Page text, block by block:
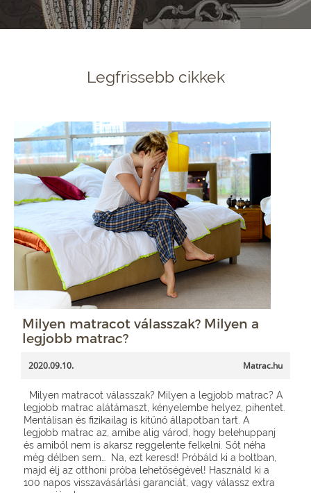
Legfrissebb cikkek
Milyen matracot válasszak? Milyen a
legjobb matrac?
2020.09.10. Matrac.hu
Milyen matracot válasszak? Milyen a legjobb matrac? A
legjobb matrac alátámaszt, kényelembe helyez, pihentet.
Mentálisan és fizikailag is kitűnő állapotban tart. A
legjobb matrac az, amibe alig várod, hogy belehuppanj
és amiből nem is akarsz reggelente felkelni. Sőt néha
még délben sem… Na, ezt keresd! Próbáld ki a boltban,
majd élj az otthoni próba lehetőségével! Használd ki a
100 napos visszavásárlási garanciát, vagy válassz extra